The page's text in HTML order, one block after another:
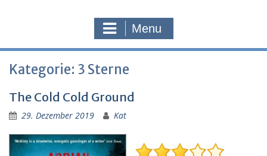
Menu
Kategorie: 3 Sterne
The Cold Cold Ground
29. Dezember 2019 Kat